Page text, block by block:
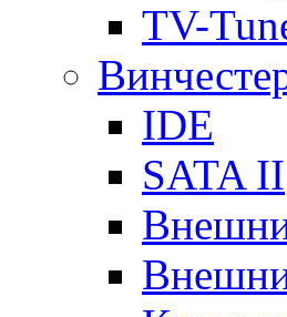
TV-
IDE
SATA II